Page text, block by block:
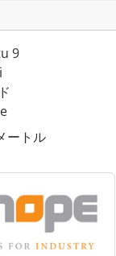
9
ートル